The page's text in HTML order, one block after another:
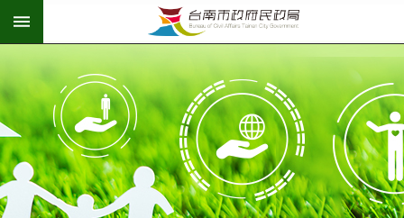
跳到主要內容區塊